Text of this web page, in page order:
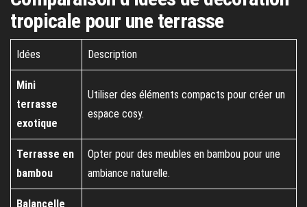
tropicale pour une terrasse
Idées Description
Mini
terrasse
exotique
Utiliser des éléments compacts pour créer un
espace cosy.
Terrasse en
bambou
Opter pour des meubles en bambou pour une
ambiance naturelle.
Balancelle